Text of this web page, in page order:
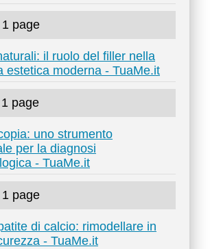
1 page
il ruolo del filler nella
estetica moderna - TuaMe.it
1 page
uno strumento
per la diagnosi
- TuaMe.it
1 page
di calcio: rimodellare in
- TuaMe.it